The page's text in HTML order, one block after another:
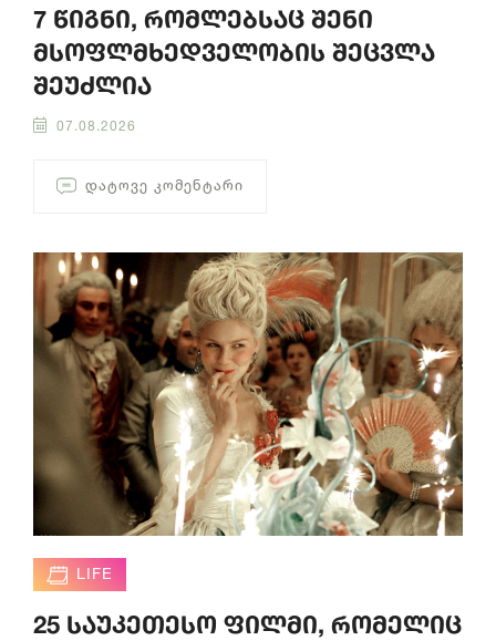
7 წიგნი, რომლებსაც შენი
მსოფლმხედველობის შეცვლა
შეუძლია
07.08.2026
ᲓᲐᲢᲝᲕᲔ ᲙᲝᲛᲔᲜᲢᲐᲠᲘ
LIFE
25 საუკეთესო ფილმი, რომელიც